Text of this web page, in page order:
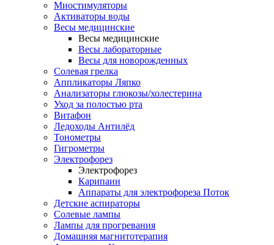
Миостимуляторы
Активаторы воды
Весы медицинские
Весы медицинские
Весы лабораторные
Весы для новорожденных
Солевая грелка
Аппликаторы Ляпко
Анализаторы глюкозы/холестерина
Уход за полостью рта
Витафон
Ледоходы Антилёд
Тонометры
Гигрометры
Электрофорез
Электрофорез
Карипаин
Аппараты для электрофореза Поток
Детские аспираторы
Солевые лампы
Лампы для прогревания
Домашняя магнитотерапия